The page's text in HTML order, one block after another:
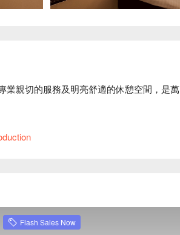
業親切的服務及明亮舒適的休憩空間，是萬
案立刻查看⬇︎
Flash Sales Now